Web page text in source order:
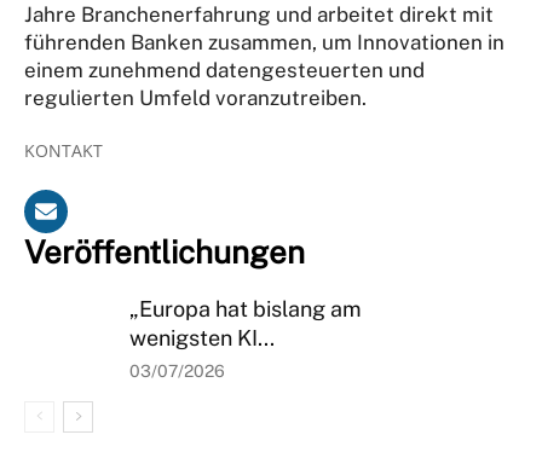
Jahre Branchenerfahrung und arbeitet direkt mit
führenden Banken zusammen, um Innovationen in
einem zunehmend datengesteuerten und
regulierten Umfeld voranzutreiben.
KONTAKT
Veröffentlichungen
„Europa hat bislang am
wenigsten KI...
03/07/2026